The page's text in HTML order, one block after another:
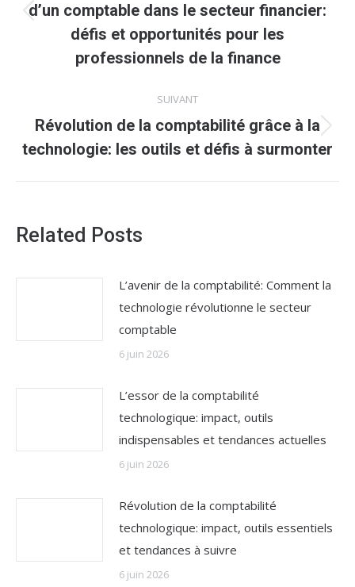
Article
précédent
:
d’un comptable dans le secteur financier:
défis et opportunités pour les
professionnels de la finance
SUIVANT
Article
suivant
:
Révolution de la comptabilité grâce à la
technologie: les outils et défis à surmonter
Related Posts
L’avenir de la comptabilité: Comment la
technologie révolutionne le secteur
comptable
6 juin 2026
L’essor de la comptabilité
technologique: impact, outils
indispensables et tendances actuelles
6 juin 2026
Révolution de la comptabilité
technologique: impact, outils essentiels
et tendances à suivre
6 juin 2026